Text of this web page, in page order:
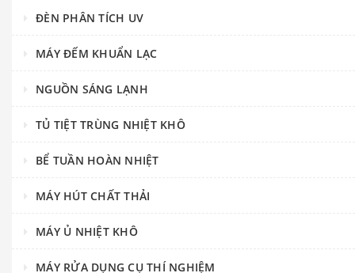
ĐÈN PHÂN TÍCH UV
MÁY ĐẾM KHUẨN LẠC
NGUỒN SÁNG LẠNH
TỦ TIỆT TRÙNG NHIỆT KHÔ
BỂ TUẦN HOÀN NHIỆT
MÁY HÚT CHẤT THẢI
MÁY Ủ NHIỆT KHÔ
MÁY RỬA DỤNG CỤ THÍ NGHIỆM